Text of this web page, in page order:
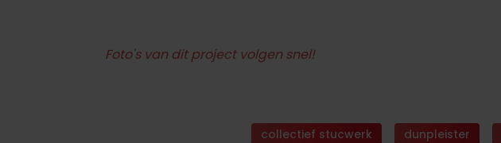
Foto's van dit project volgen snel!
collectief stucwerk dunpleister